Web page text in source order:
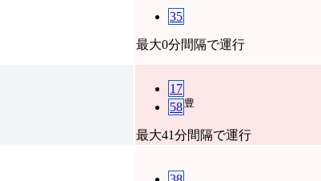
35
最大0分間隔で運行
17
58 豊
最大41分間隔で運行